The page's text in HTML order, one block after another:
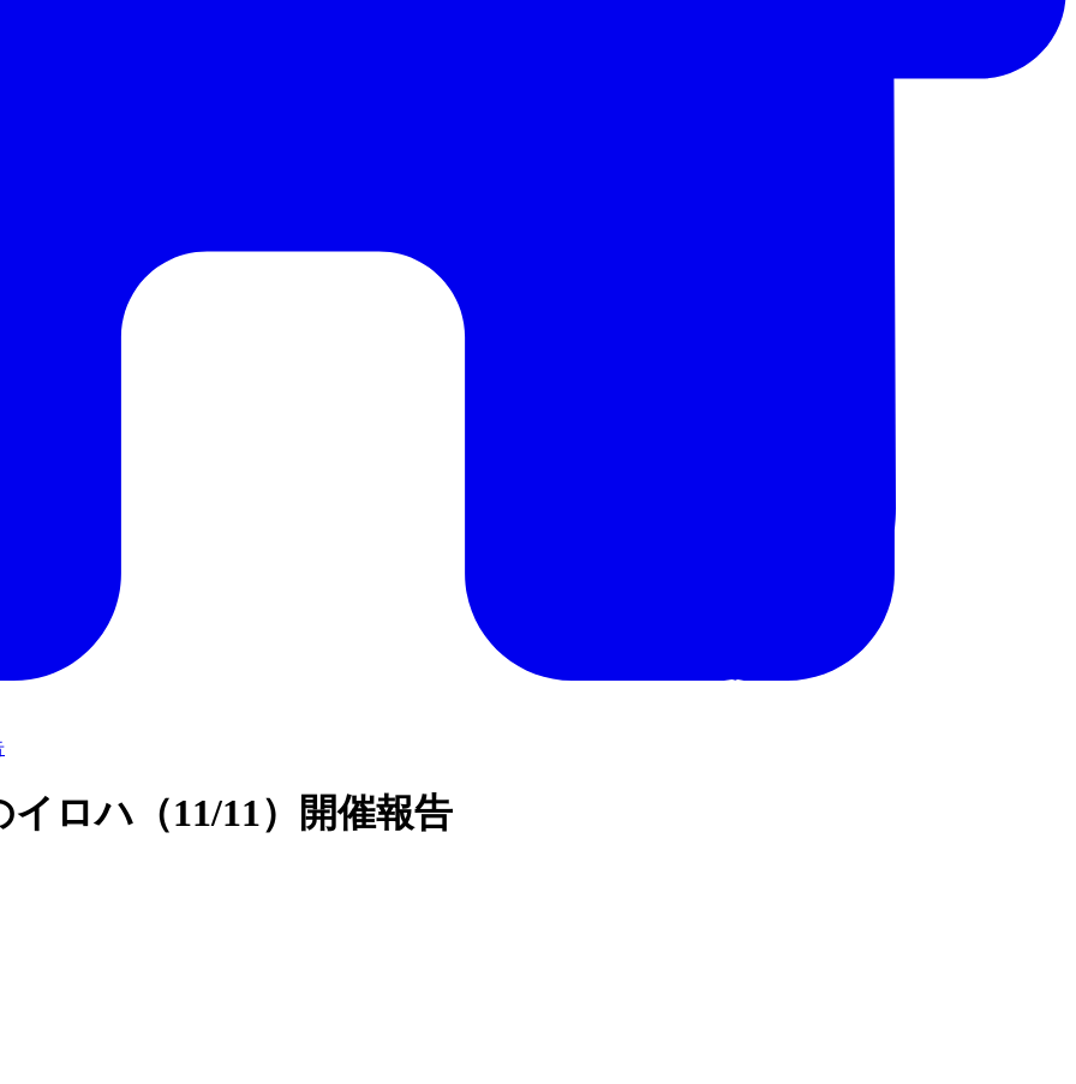
ロハ（11/11）開催報告